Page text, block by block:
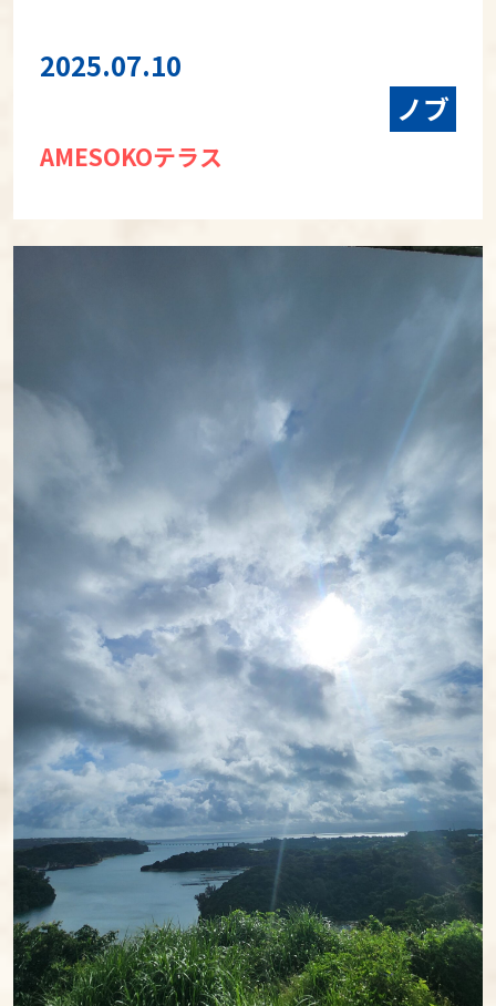
2025.07.10
ノブ
AMESOKOテラス